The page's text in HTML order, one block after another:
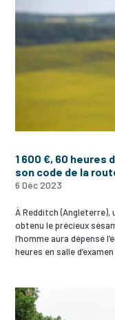
1 600 €, 60 heures
son code de la
6 Déc 2023
À Redditch
obtenu le précieux
l’homme aura dépensé
heures en salle